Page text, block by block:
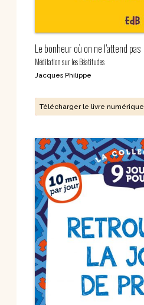
Le bonheur où on ne l’attend pas
Méditation sur les Béatitudes
Jacques Philippe
Télécharger le livre numérique